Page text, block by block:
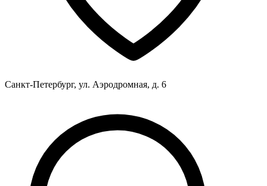
Санкт-Петербург, ул. Аэродромная, д. 6